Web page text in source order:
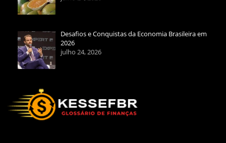
Desafios e Conquistas da Economia Brasileira em
2026
julho 24, 2026